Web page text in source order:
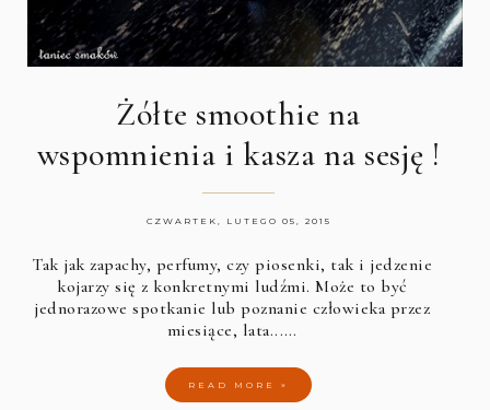
Żółte smoothie na
wspomnienia i kasza na sesję !
CZWARTEK, LUTEGO 05, 2015
Tak jak zapachy, perfumy, czy piosenki, tak i jedzenie
kojarzy się z konkretnymi ludźmi. Może to być
jednorazowe spotkanie lub poznanie człowieka przez
miesiące, lata...…
READ MORE »